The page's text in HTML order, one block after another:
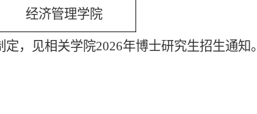
经济管理学院
，见相关学院2026年博士研究生招生通知。